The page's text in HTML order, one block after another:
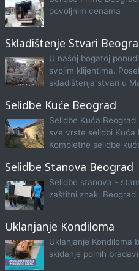
povoljnim cenama
Skladištenje Stvari
U našoj bogatoj
svojim klijentima.
skladištenja stvari u
Selidbe Kuće Beograd
Selidbe Kuća
sve vrste selidbi Kuća
Kompletne selidbe
Selidbe Stanova Beograd
Selidbe stanova -
zaštitni znak. Beograd
Uklanjanje Kondiloma
Uklanjanje Kondiloma
skidanje polnih